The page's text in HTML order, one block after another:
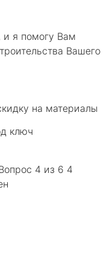
и я помогу Вам
Вашего
на материалы
ключ
4 из 6 4